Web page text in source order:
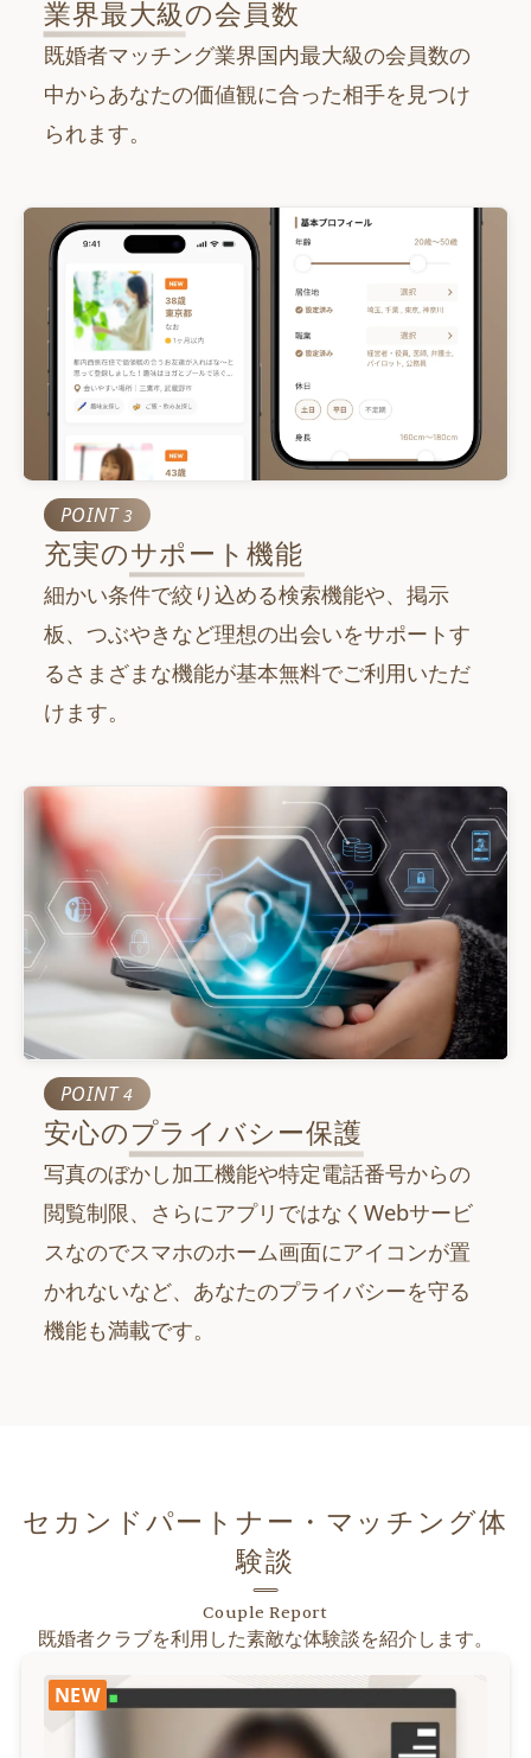
万人
累計マッチング数
800
業界最大級の会員数
既婚者マッチング業界国内最大級の会員数の
中からあなたの価値観に合った相手を見つけ
られます。
POINT3
充実のサポート機能
細かい条件で絞り込める検索機能や、掲示
板、つぶやきなど理想の出会いをサポートす
るさまざまな機能が基本無料でご利用いただ
けます。
POINT4
安心のプライバシー保護
写真のぼかし加工機能や特定電話番号からの
閲覧制限、さらにアプリではなくWebサービ
スなのでスマホのホーム画面にアイコンが置
かれないなど、あなたのプライバシーを守る
機能も満載です。
セカンドパートナー・マッチング体
験談
Couple Report
既婚者クラブを利用した素敵な体験談を紹介します。
NEW